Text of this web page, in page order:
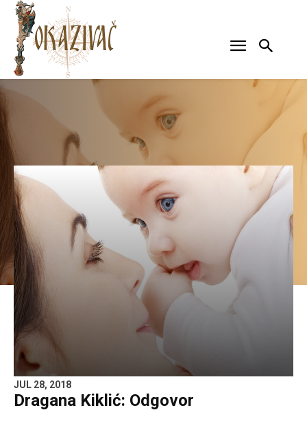
JUL 28, 2018
Dragana Kiklić: Odgovor